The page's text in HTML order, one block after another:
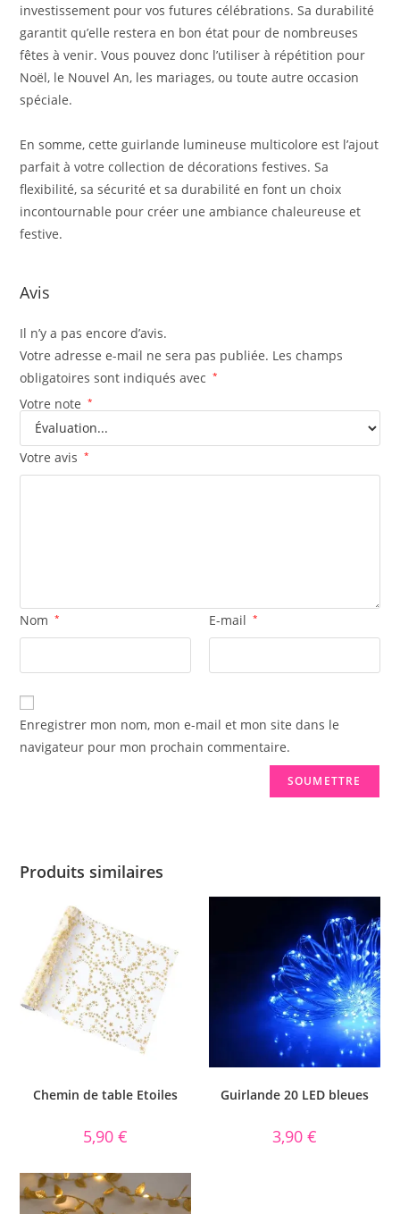
investissement pour vos futures célébrations. Sa durabilité
garantit qu’elle restera en bon état pour de nombreuses
fêtes à venir. Vous pouvez donc l’utiliser à répétition pour
Noël, le Nouvel An, les mariages, ou toute autre occasion
spéciale.
En somme, cette guirlande lumineuse multicolore est l’ajout
parfait à votre collection de décorations festives. Sa
flexibilité, sa sécurité et sa durabilité en font un choix
incontournable pour créer une ambiance chaleureuse et
festive.
Avis
Il n’y a pas encore d’avis.
Votre adresse e-mail ne sera pas publiée. Les champs
obligatoires sont indiqués avec
*
Votre note *
Votre avis *
Nom * E-mail *
Enregistrer mon nom, mon e-mail et mon site dans le
navigateur pour mon prochain commentaire.
Produits similaires
Chemin de table Etoiles
5,90€
Guirlande 20 LED bleues
3,90 €